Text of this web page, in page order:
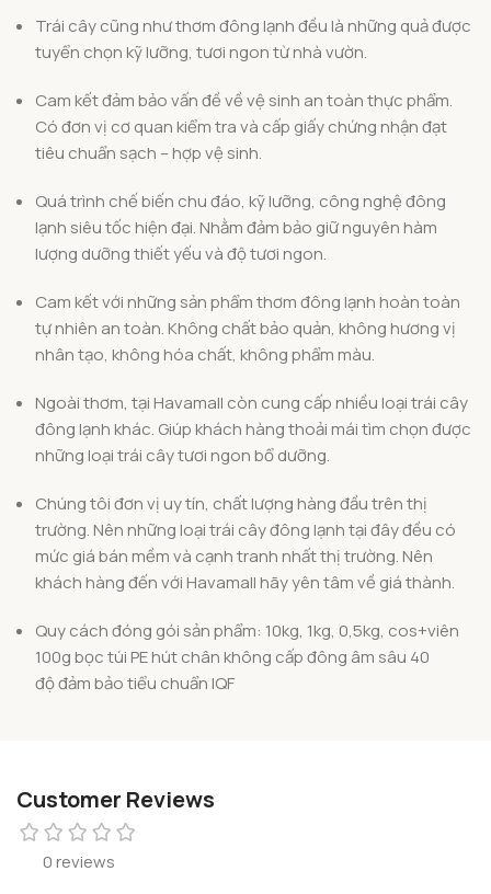
Trái cây cũng như thơm đông lạnh đều là những quả được
tuyển chọn kỹ lưỡng, tươi ngon từ nhà vườn.
Cam kết đảm bảo vấn đề về vệ sinh an toàn thực phẩm.
Có đơn vị cơ quan kiểm tra và cấp giấy chứng nhận đạt
tiêu chuẩn sạch – hợp vệ sinh.
Quá trình chế biến chu đáo, kỹ lưỡng, công nghệ đông
lạnh siêu tốc hiện đại. Nhằm đảm bảo giữ nguyên hàm
lượng dưỡng thiết yếu và độ tươi ngon.
Cam kết với những sản phẩm thơm đông lạnh hoàn toàn
tự nhiên an toàn. Không chất bảo quản, không hương vị
nhân tạo, không hóa chất, không phẩm màu.
Ngoài thơm, tại Havamall còn cung cấp nhiều loại trái cây
đông lạnh khác. Giúp khách hàng thoải mái tìm chọn được
những loại trái cây tươi ngon bổ dưỡng.
Chúng tôi đơn vị uy tín, chất lượng hàng đầu trên thị
trường. Nên những loại trái cây đông lạnh tại đây đều có
mức giá bán mềm và cạnh tranh nhất thị trường. Nên
khách hàng đến với Havamall hãy yên tâm về giá thành.
Quy cách đóng gói sản phẩm: 10kg, 1kg, 0,5kg, cos+viên
100g bọc túi PE hút chân không cấp đông âm sâu 40
độ đảm bảo tiểu chuẩn IQF
Customer Reviews
0 reviews